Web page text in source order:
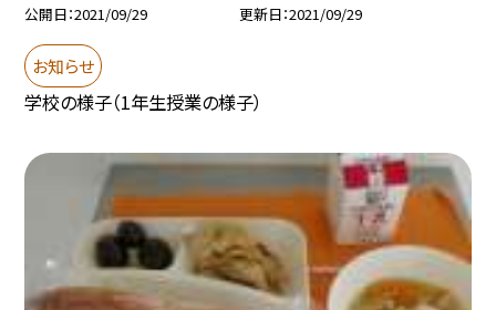
公開日 2021/09/29 更新日 2021/09/29
お知らせ
学校の様子（1年生授業の様子）